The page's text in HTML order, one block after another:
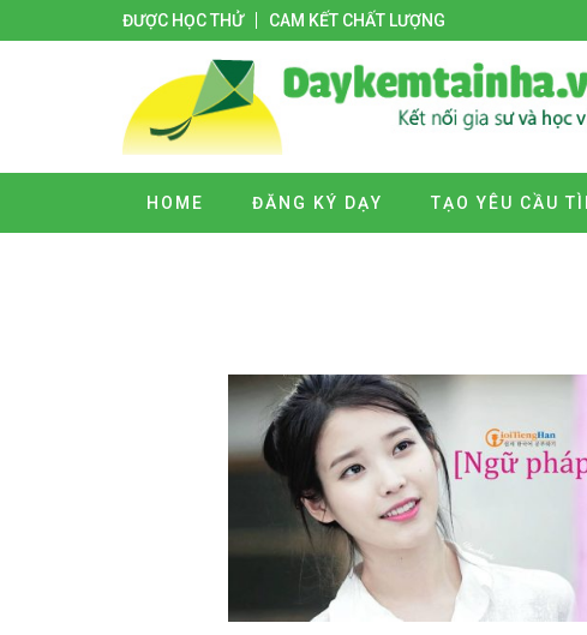
ĐƯỢC HỌC THỬ CAM KẾT CHẤT LƯỢNG
HOME ĐĂNG KÝ DẠY TẠO YÊU CẦU